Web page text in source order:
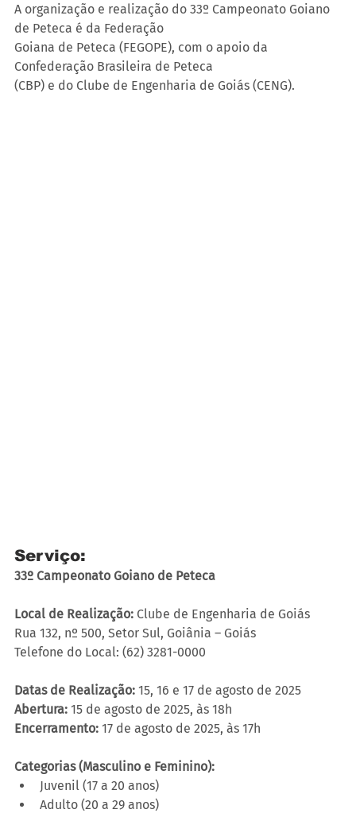
A organização e realização do 33º Campeonato Goiano
de Peteca é da Federação
Goiana de Peteca (FEGOPE), com o apoio da
Confederação Brasileira de Peteca
(CBP) e do Clube de Engenharia de Goiás (CENG).
Serviço:
33º Campeonato Goiano de Peteca
Local de Realização: Clube de Engenharia de Goiás
Rua 132, nº 500, Setor Sul, Goiânia – Goiás
Telefone do Local: (62) 3281-0000
Datas de Realização: 15, 16 e 17 de agosto de 2025
Abertura: 15 de agosto de 2025, às 18h
Encerramento: 17 de agosto de 2025, às 17h
Categorias (Masculino e Feminino):
Juvenil (17 a 20 anos)
Adulto (20 a 29 anos)